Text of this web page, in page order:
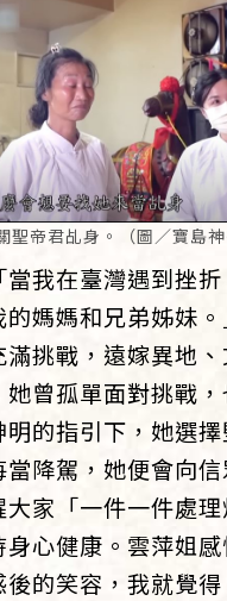
聖帝君乩身。（圖／寶島神
我在臺灣遇到挫
媽媽和兄弟姊妹
挑戰，遠嫁異地
曾孤單面對挑戰
的指引下，她選
降駕，她便會向
家「一件一件處理
心健康。雲萍姐感
後的笑容，我就覺